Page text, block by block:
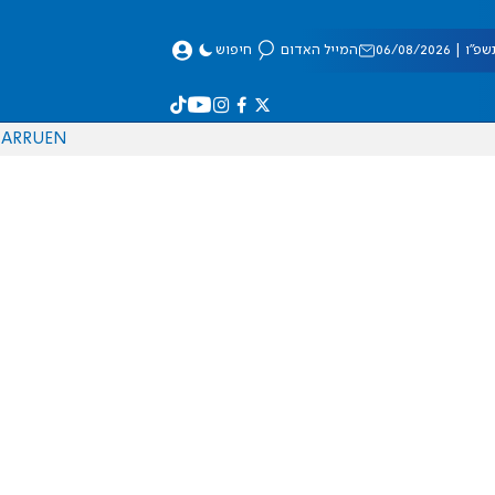
08/2026 המייל האדום חיפוש
EN
RU
AR